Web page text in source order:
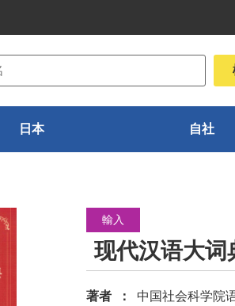
日本 自社
輸入
现代汉语大词
著者
中国社会科学院